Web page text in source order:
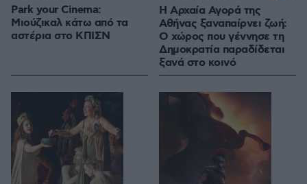
Park your Cinema:
Μιούζικαλ κάτω από τα
αστέρια στο ΚΠΙΣΝ
Η Αρχαία Αγορά της
Αθήνας ξαναπαίρνει ζωή:
Ο χώρος που γέννησε τη
Δημοκρατία παραδίδεται
ξανά στο κοινό